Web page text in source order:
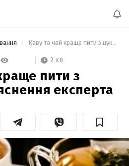
Каву та чай краще пити з цукром, – пояснення експерта
2 хв
пити з
експерта